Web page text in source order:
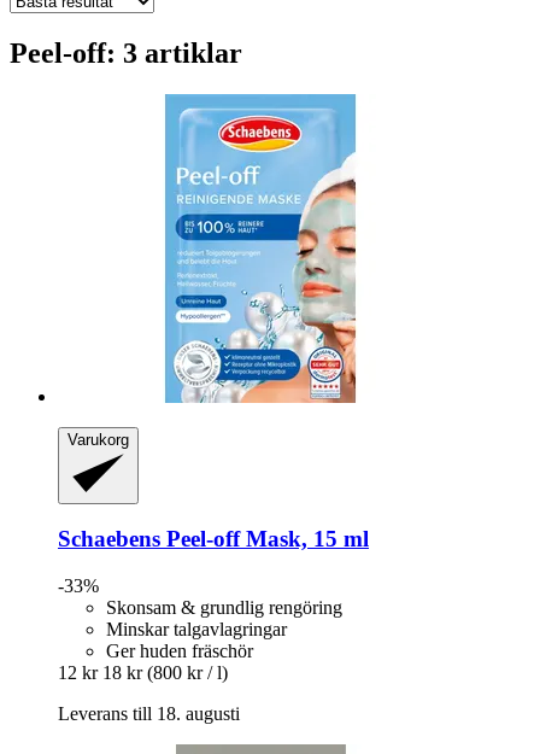
Peel-off: 3 artiklar
Varukorg
Schaebens Peel-​off Mask, 15 ml
-33%
Skonsam & grundlig rengöring
Minskar talgavlagringar
Ger huden fräschör
12 kr 18 kr (800 kr / l)
Leverans till 18. augusti